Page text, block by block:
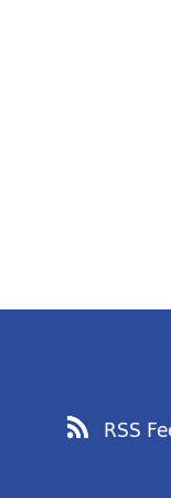
RSS